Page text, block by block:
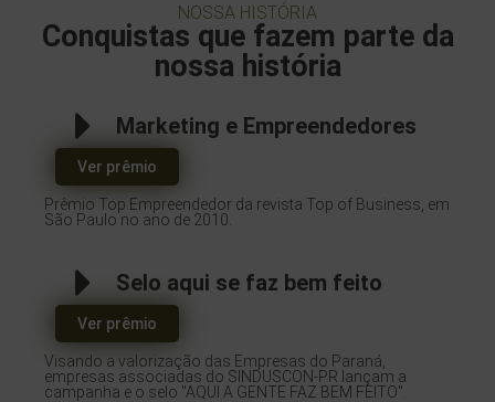
NOSSA HISTÓRIA
Conquistas que fazem parte da
nossa história
Marketing e Empreendedores
Ver prêmio
Prêmio Top Empreendedor da revista Top of Business, em
São Paulo no ano de 2010.
Selo aqui se faz bem feito
Ver prêmio
Visando a valorização das Empresas do Paraná,
empresas associadas do SINDUSCON-PR lançam a
campanha e o selo "AQUI A GENTE FAZ BEM FEITO".